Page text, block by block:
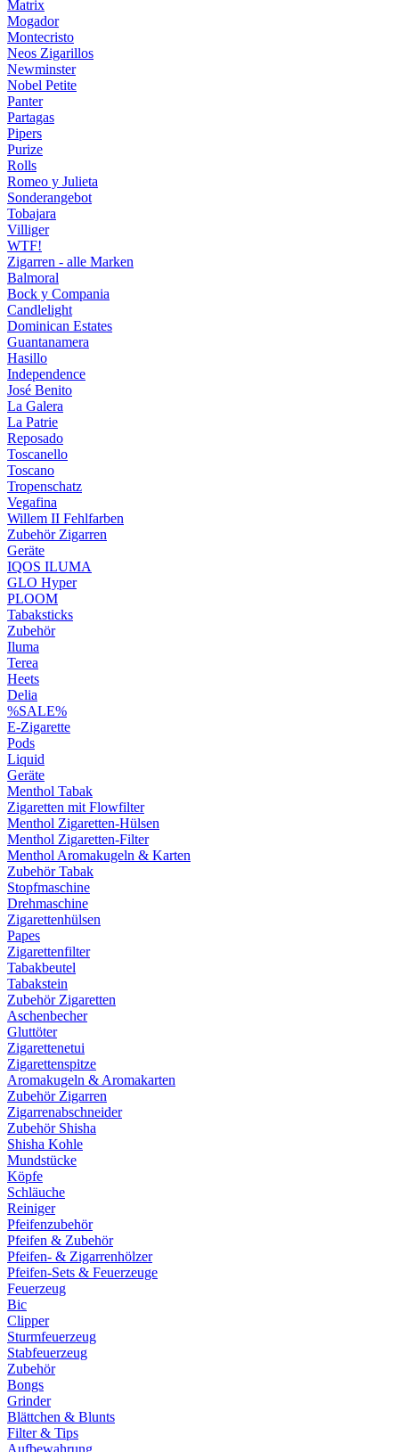
Matrix
Mogador
Montecristo
Neos Zigarillos
Newminster
Nobel Petite
Panter
Partagas
Pipers
Purize
Rolls
Romeo y Julieta
Sonderangebot
Tobajara
Villiger
WTF!
Zigarren - alle Marken
Balmoral
Bock y Compania
Candlelight
Dominican Estates
Guantanamera
Hasillo
Independence
José Benito
La Galera
La Patrie
Reposado
Toscanello
Toscano
Tropenschatz
Vegafina
Willem II Fehlfarben
Zubehör Zigarren
Geräte
IQOS ILUMA
GLO Hyper
PLOOM
Tabaksticks
Zubehör
Iluma
Terea
Heets
Delia
%SALE%
E-Zigarette
Pods
Liquid
Geräte
Menthol Tabak
Zigaretten mit Flowfilter
Menthol Zigaretten-Hülsen
Menthol Zigaretten-Filter
Menthol Aromakugeln & Karten
Zubehör Tabak
Stopfmaschine
Drehmaschine
Zigarettenhülsen
Papes
Zigarettenfilter
Tabakbeutel
Tabakstein
Zubehör Zigaretten
Aschenbecher
Gluttöter
Zigarettenetui
Zigarettenspitze
Aromakugeln & Aromakarten
Zubehör Zigarren
Zigarrenabschneider
Zubehör Shisha
Shisha Kohle
Mundstücke
Köpfe
Schläuche
Reiniger
Pfeifenzubehör
Pfeifen & Zubehör
Pfeifen- & Zigarrenhölzer
Pfeifen-Sets & Feuerzeuge
Feuerzeug
Bic
Clipper
Sturmfeuerzeug
Stabfeuerzeug
Zubehör
Bongs
Grinder
Blättchen & Blunts
Filter & Tips
Aufbewahrung